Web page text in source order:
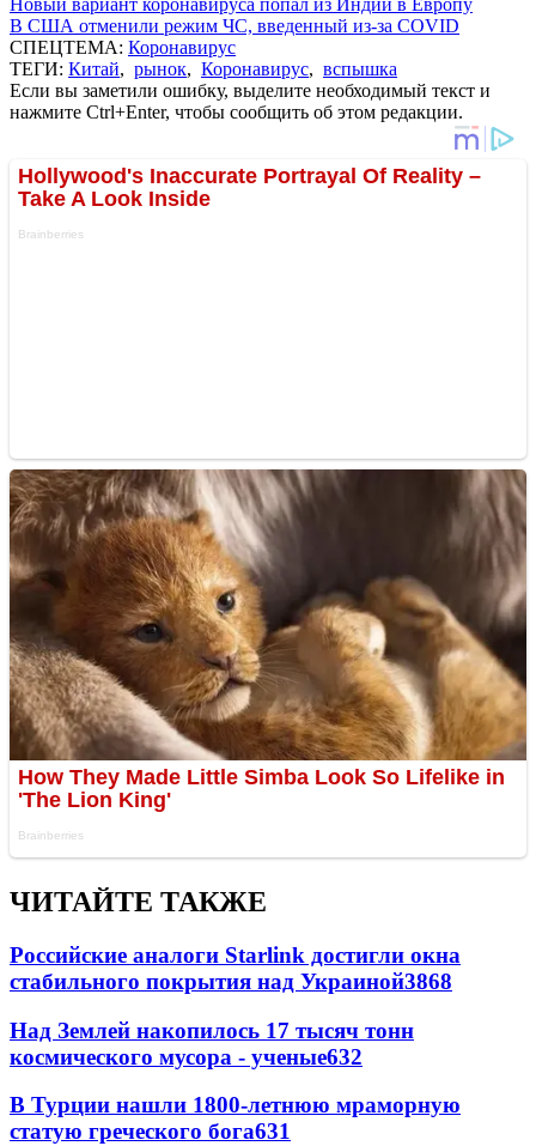
В США отменили режим ЧС, введенный из-за COVID
СПЕЦТЕМА: Коронавирус
ТЕГИ: Китай, рынок, Коронавирус, вспышка
Если вы заметили ошибку, выделите необходимый текст и
нажмите Ctrl+Enter, чтобы сообщить об этом редакции.
ЧИТАЙТЕ ТАКЖЕ
Российские аналоги Starlink достигли окна
стабильного покрытия над Украиной3868
Над Землей накопилось 17 тысяч тонн
космического мусора - ученые632
В Турции нашли 1800-летнюю мраморную
статую греческого бога631